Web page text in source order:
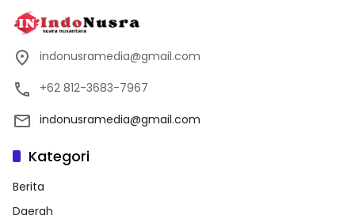
indonusramedia@gmail.com
+62 812-3683-7967
indonusramedia@gmail.com
Kategori
Berita
Daerah